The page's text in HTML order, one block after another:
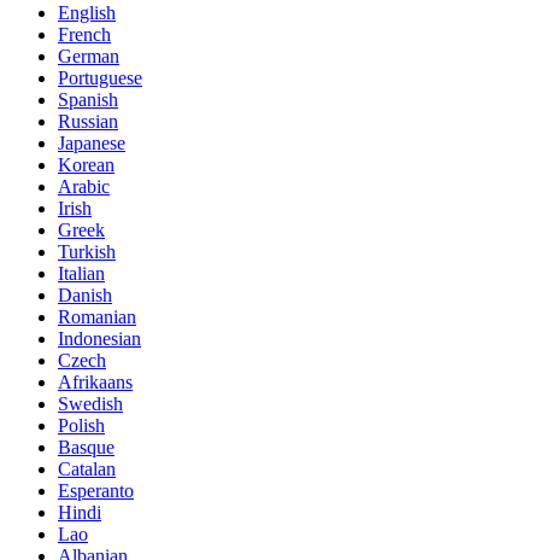
English
French
German
Portuguese
Spanish
Russian
Japanese
Korean
Arabic
Irish
Greek
Turkish
Italian
Danish
Romanian
Indonesian
Czech
Afrikaans
Swedish
Polish
Basque
Catalan
Esperanto
Hindi
Lao
Albanian